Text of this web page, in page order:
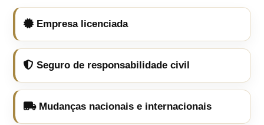
Empresa licenciada
Seguro de responsabilidade civil
Mudanças nacionais e internacionais